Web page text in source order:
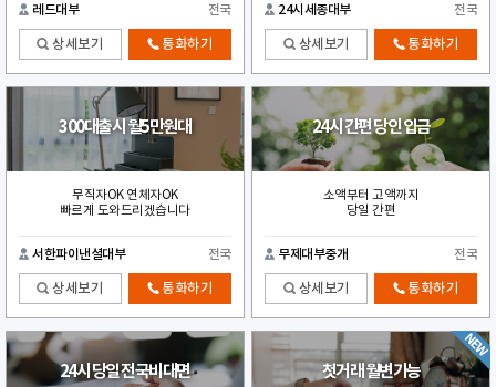
레드대부 전국
상세보기 통화하기
24시세종대부 전국
상세보기 통화하기
300대출시 월5만원대
무직자OK 연체자OK
빠르게 도와드리겠습니다
서한파이낸셜대부 전국
상세보기 통화하기
24시 간편 당인 입금
소액부터 고액까지
당일 간편
무제대부중개 전국
상세보기 통화하기
24시 당일 전국비대면 첫거래 월변가능